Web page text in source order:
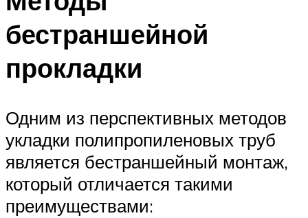
бестраншейной
прокладки
Одним из перспективных методов
укладки полипропиленовых труб
является бестраншейный монтаж,
который отличается такими
преимуществами: